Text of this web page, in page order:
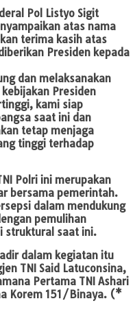
Pol Listyo Sigit
atas nama
terima kasih atas
Presiden kepada
dan melaksanakan
Presiden
kami siap
saat ini dan
tetap menjaga
tinggi terhadap
Polri ini merupakan
bersama pemerintah.
dalam mendukung
pemulihan
struktural saat ini.
dalam kegiatan itu
TNI Said Latuconsina,
Pertama TNI Ashari
Korem 151/Binaya. (*